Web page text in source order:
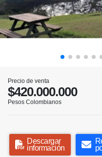
Precio de venta
$420.000.000
Pesos Colombianos
Descargar
información